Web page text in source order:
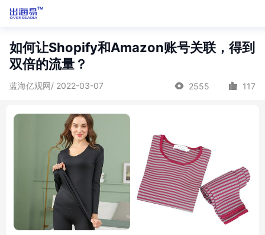
如何让Shopify和Amazon账号关联，得到
双倍的流量？
蓝海亿观网/ 2022-03-07 2555 117